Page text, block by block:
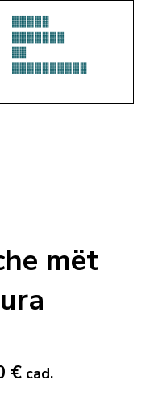
mët
€ cad.